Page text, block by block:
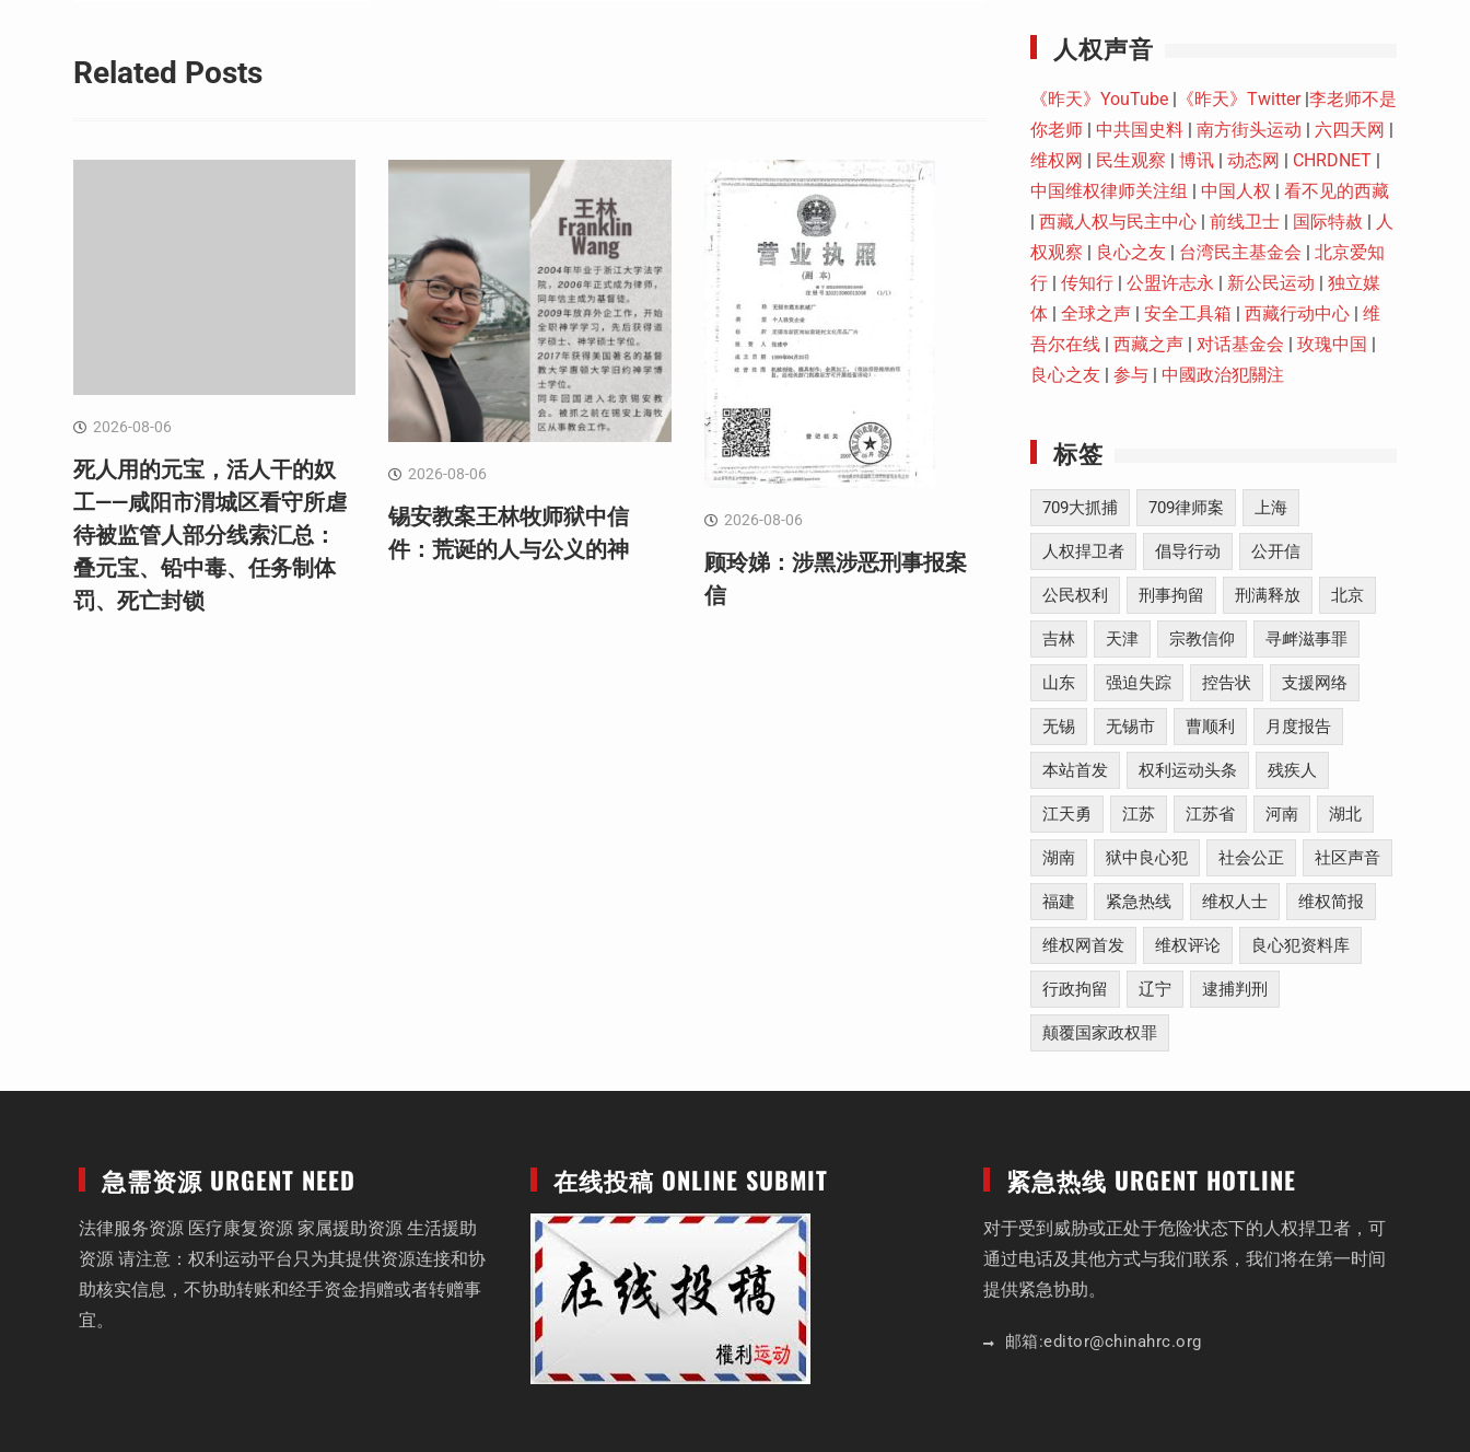
导
Related Posts
2026-08-06
死人用的元宝，活人干的奴
工——咸阳市渭城区看守所虐
待被监管人部分线索汇总：
叠元宝、铅中毒、任务制体
罚、死亡封锁
2026-08-06
锡安教案王林牧师狱中信
件：荒诞的人与公义的神
2026-08-06
顾玲娣：涉黑涉恶刑事报案
信
人权声音
《昨天》YouTube | 《昨天》Twitter|李老师不是
你老师 | 中共国史料 | 南方街头运动 | 六四天网 |
维权网 | 民生观察 | 博讯 | 动态网 | CHRDNET |
中国维权律师关注组 | 中国人权 | 看不见的西藏
| 西藏人权与民主中心 | 前线卫士 | 国际特赦 | 人
权观察 | 良心之友 | 台湾民主基金会 | 北京爱知
行 | 传知行 | 公盟许志永 | 新公民运动 | 独立媒
体 | 全球之声 | 安全工具箱 | 西藏行动中心 | 维
吾尔在线 | 西藏之声 | 对话基金会 | 玫瑰中国 |
良心之友 | 参与 | 中國政治犯關注
标签
709大抓捕 709律师案 上海
人权捍卫者 倡导行动 公开信
公民权利 刑事拘留 刑满释放 北京
吉林 天津 宗教信仰 寻衅滋事罪
山东 强迫失踪 控告状 支援网络
无锡 无锡市 曹顺利 月度报告
本站首发 权利运动头条 残疾人
江天勇 江苏 江苏省 河南 湖北
湖南 狱中良心犯 社会公正 社区声音
福建 紧急热线 维权人士 维权简报
维权网首发 维权评论 良心犯资料库
行政拘留 辽宁 逮捕判刑
颠覆国家政权罪
急需资源 URGENT NEED
法律服务资源 医疗康复资源 家属援助资源 生活援助
资源 请注意：权利运动平台只为其提供资源连接和协
助核实信息，不协助转账和经手资金捐赠或者转赠事
宜。
在线投稿 ONLINE SUBMIT 紧急热线 URGENT HOTLINE
对于受到威胁或正处于危险状态下的人权捍卫者，可
通过电话及其他方式与我们联系，我们将在第一时间
提供紧急协助。
邮箱:editor@chinahrc.org